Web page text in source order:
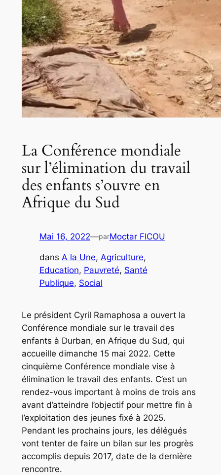
La Conférence mondiale
sur l’élimination du travail
des enfants s’ouvre en
Afrique du Sud
Mai 16, 2022—parMoctar FICOU
dans A la Une, Agriculture
Education, Pauvreté, Santé
Publique, Social
Le président Cyril Ramaphosa a ouvert la
Conférence mondiale sur le travail des
enfants à Durban, en Afrique du Sud, qui
accueille dimanche 15 mai 2022. Cette
cinquième Conférence mondiale vise à
élimination le travail des enfants. C’est un
rendez-vous important à moins de trois ans
avant d’atteindre l’objectif pour mettre fin à
l’exploitation des jeunes fixé à 2025.
Pendant les prochains jours, les délégués
vont tenter de faire un bilan sur les progrès
accomplis depuis 2017, date de la dernière
rencontre.